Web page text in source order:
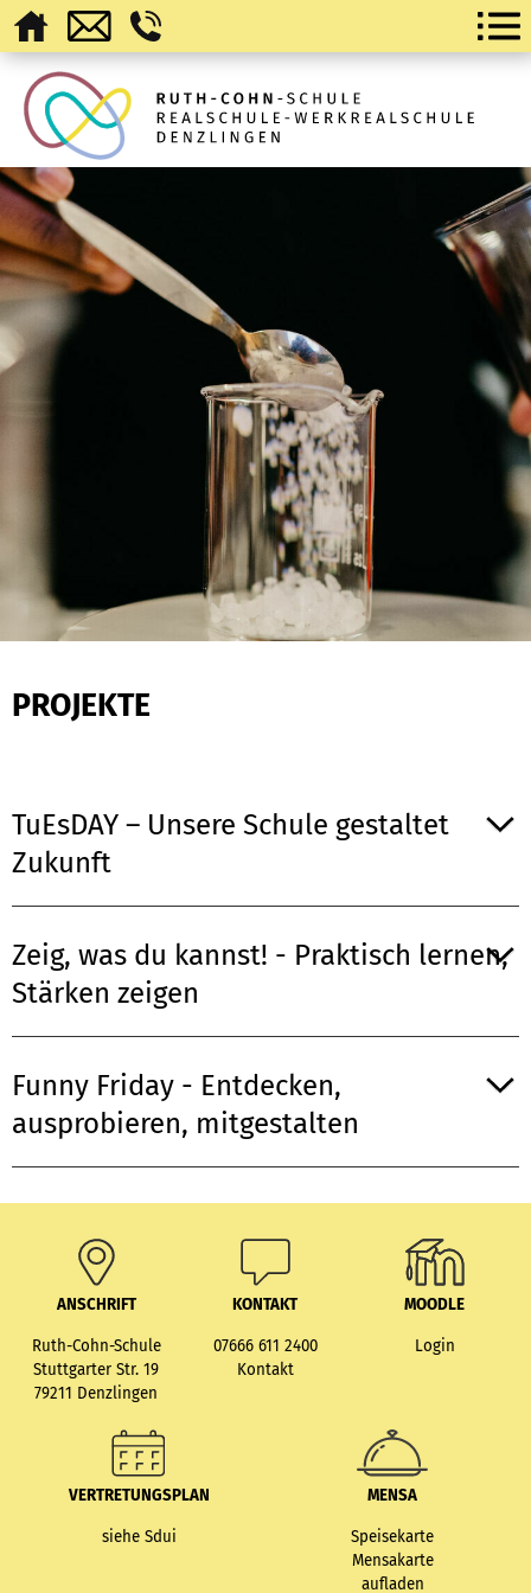
PROJEKTE
TuEsDAY – Unsere Schule gestaltet
Zukunft
Zeig, was du kannst! - Praktisch lernen,
Stärken zeigen
Funny Friday - Entdecken,
ausprobieren, mitgestalten
ANSCHRIFT
Ruth-Cohn-Schule
Stuttgarter Str. 19
79211 Denzlingen
KONTAKT
07666 611 2400
Kontakt
MOODLE
Login
VERTRETUNGSPLAN
siehe Sdui
MENSA
Speisekarte
Mensakarte
aufladen